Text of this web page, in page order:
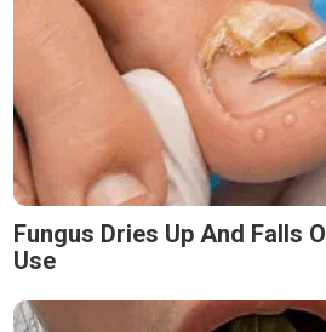
Fungus Dries Up And Falls
Use